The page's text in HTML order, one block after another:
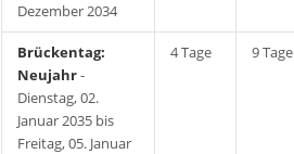
Dezember 2034
Brückentag:
Neujahr-
Dienstag, 02.
Januar 2035 bis
Freitag, 05. Januar
4 Tage 9 Tage